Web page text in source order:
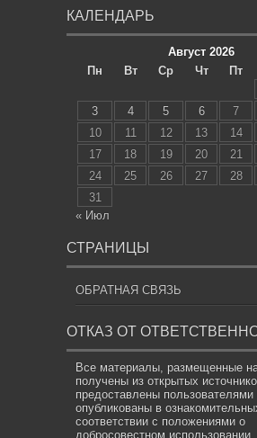
КАЛЕНДАРЬ
Август 2026
Пн
Вт Ср Чт Пт
3
4 5 6 7
10
11 12 13 14
17
18 19 20 21
24
25 26 27 28
31
« Июл
СТРАНИЦЫ
ОБРАТНАЯ СВЯЗЬ
ОТКАЗ ОТ
Все материалы, размещенные
получены из открытых
предоставлены пользователями
опубликованы в
соответствии с положениями о
добросовестном